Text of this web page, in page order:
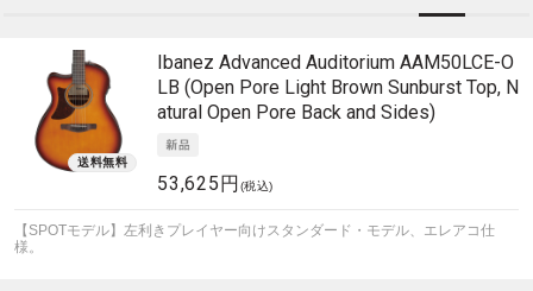
Ibanez Advanced Auditorium AAM50LCE-O
LB (Open Pore Light Brown Sunburst Top, N
atural Open Pore Back and Sides)
53,625円 (税込)
【SPOTモデル】左利きプレイヤー向けスタンダード・モデル、エレアコ仕
様。